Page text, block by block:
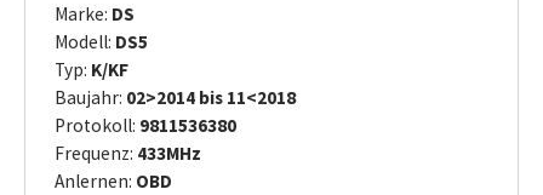
Marke: DS
Modell: DS5
Typ: K/KF
Baujahr: 02>2014 bis 11<2018
Protokoll: 9811536380
Frequenz: 433MHz
Anlernen: OBD